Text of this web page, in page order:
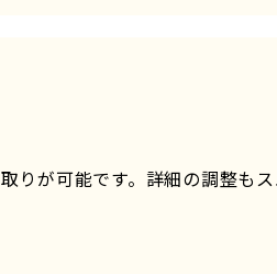
りが可能です。詳細の調整も